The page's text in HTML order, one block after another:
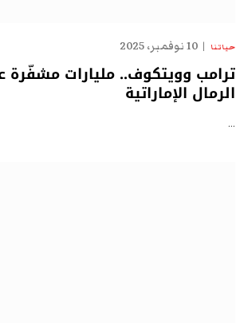
حياتنا 10 نوفمبر، 2025
ترامب وويتكوف.. مليارات مشفّرة
الرمال الإماراتية
…